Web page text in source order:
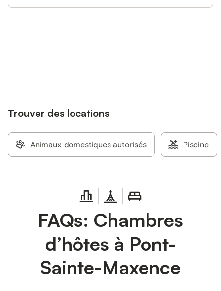
Trouver des locations
Animaux domestiques autorisés Piscine
FAQs: Chambres
d’hôtes à Pont-
Sainte-Maxence